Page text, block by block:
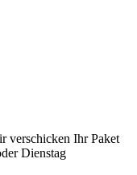
verschicken Ihr Paket
Dienstag